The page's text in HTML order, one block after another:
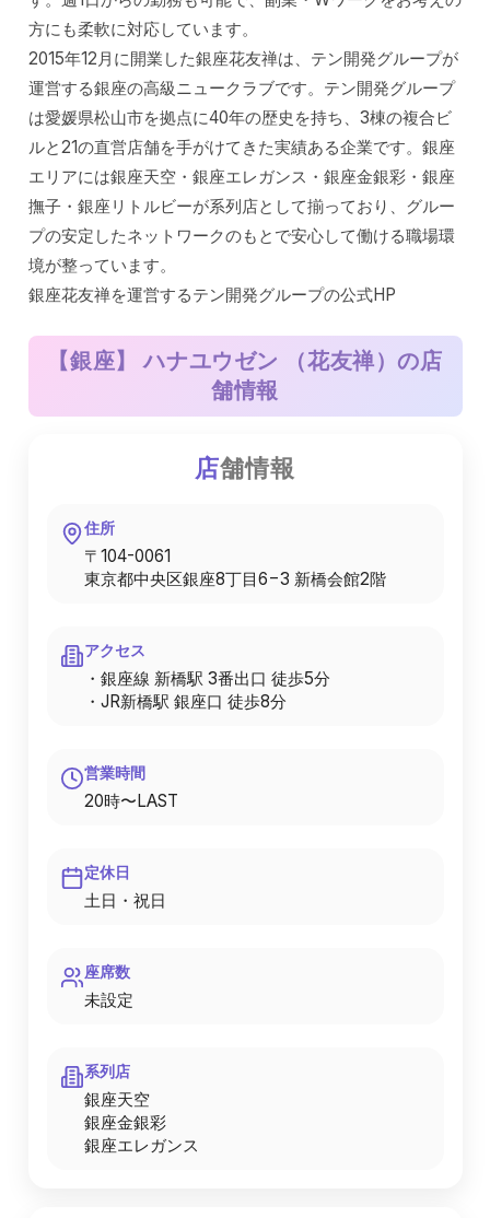
方にも柔軟に対応しています。
2015年12月に開業した銀座花友禅は、テン開発グループが
運営する銀座の高級ニュークラブです。テン開発グループ
は愛媛県松山市を拠点に40年の歴史を持ち、3棟の複合ビ
ルと21の直営店舗を手がけてきた実績ある企業です。銀座
エリアには銀座天空・銀座エレガンス・銀座金銀彩・銀座
撫子・銀座リトルビーが系列店として揃っており、グルー
プの安定したネットワークのもとで安心して働ける職場環
境が整っています。
銀座花友禅を運営するテン開発グループの公式HP
【銀座】 ハナユウゼン （花友禅） の店
舗情報
店舗情報
住所
〒104-0061
東京都中央区銀座8丁目6−3 新橋会館2階
アクセス
・銀座線 新橋駅 3番出口 徒歩5分
・JR新橋駅 銀座口 徒歩8分
営業時間
20時〜LAST
定休日
土日・祝日
座席数
未設定
系列店
銀座天空
銀座金銀彩
銀座エレガンス